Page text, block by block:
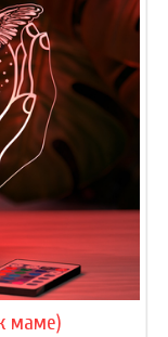
маме)